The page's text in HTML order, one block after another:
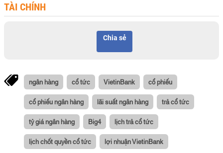
TÀI CHÍNH
Chia sẻ
ngân hàng cổ tức VietinBank cổ phiếu
cổ phiếu ngân hàng lãi suất ngân hàng trả cổ tức
tỷ giá ngân hàng Big4 lịch trả cổ tức
lịch chốt quyền cổ tức lợi nhuận VietinBank